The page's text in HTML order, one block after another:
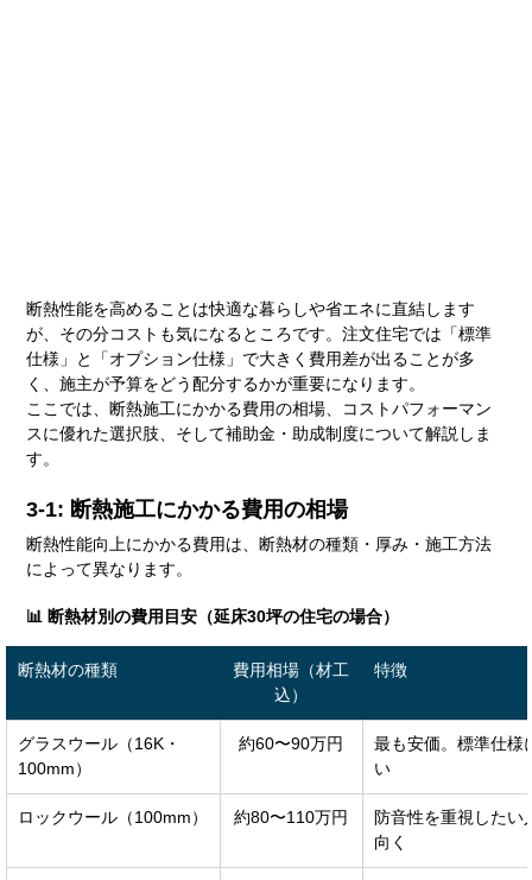
断熱性能を高めることは快適な暮らしや省エネに直結します
が、その分コストも気になるところです。注文住宅では「標準
仕様」と「オプション仕様」で大きく費用差が出ることが多
く、施主が予算をどう配分するかが重要になります。
ここでは、断熱施工にかかる費用の相場、コストパフォーマン
スに優れた選択肢、そして補助金・助成制度について解説しま
す。
3-1: 断熱施工にかかる費用の相場
断熱性能向上にかかる費用は、断熱材の種類・厚み・施工方法
によって異なります。
📊 断熱材別の費用目安（延床30坪の住宅の場合）
断熱材の種類
費用相場（材工
込）
特徴
グラスウール（16K・
100mm）
約60〜90万円
最も安価。標準仕様
い
ロックウール（100mm） 約80〜110万円
防音性を重視したい
向く